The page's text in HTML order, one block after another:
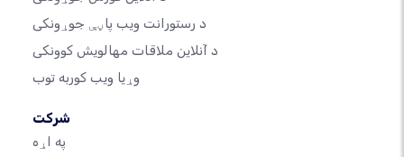
د رستورانت ویب پاڼې جوړونکی
د آنلاین ملاقات مهالویش کوونکی
وړیا ویب کوربه توب
شرکت
په اړه